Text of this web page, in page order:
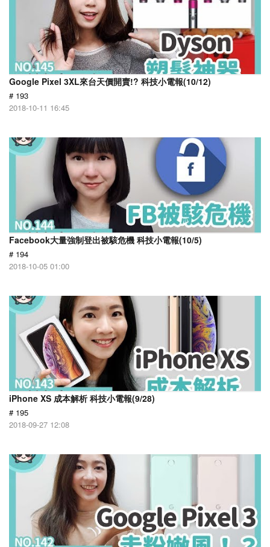
Google Pixel 3XL來台天價開賣!? 科技小電報(10/12)
# 193
2018-10-11 16:45
Facebook大量強制登出被駭危機 科技小電報(10/5)
# 194
2018-10-05 01:00
iPhone XS 成本解析 科技小電報(9/28)
# 195
2018-09-27 12:08